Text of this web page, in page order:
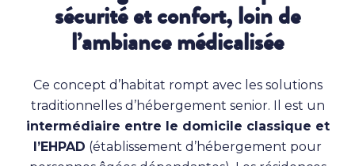
sécurité et confort, loin de
l’ambiance médicalisée
Ce concept d’habitat rompt avec les solutions
traditionnelles d’hébergement senior. Il est un
intermédiaire entre le domicile classique et
l’EHPAD (établissement d’hébergement pour